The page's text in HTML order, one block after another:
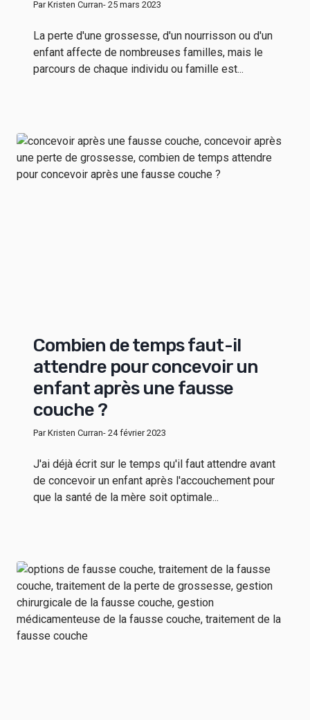
Par Kristen Curran- 25 mars 2023
La perte d'une grossesse, d'un nourrisson ou d'un
enfant affecte de nombreuses familles, mais le
parcours de chaque individu ou famille est...
Combien de temps faut-il
attendre pour concevoir un
enfant après une fausse
couche ?
Par Kristen Curran- 24 février 2023
J'ai déjà écrit sur le temps qu'il faut attendre avant
de concevoir un enfant après l'accouchement pour
que la santé de la mère soit optimale...